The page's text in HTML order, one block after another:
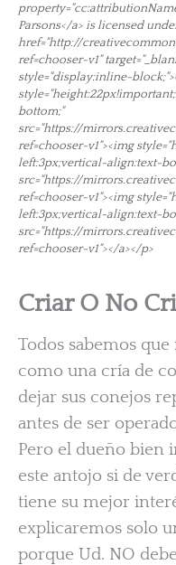
Parsons</a> is licensed
href="http://
ref=chooser-v1"
style="display:inline-
bottom;"
src="https://
ref=chooser-v1"><img
left:3px;vertical-align:text-
src="https://
ref=chooser-v1"><img
left:3px;vertical-align:text-
src="https://
ref=chooser-v1"></a></p>
Criar O No
Todos sabemos que
como una cría de
dejar sus conejos
antes de ser
Pero el dueño bien
este antojo si de
tiene su mejor
explicaremos solo
porque Ud. NO